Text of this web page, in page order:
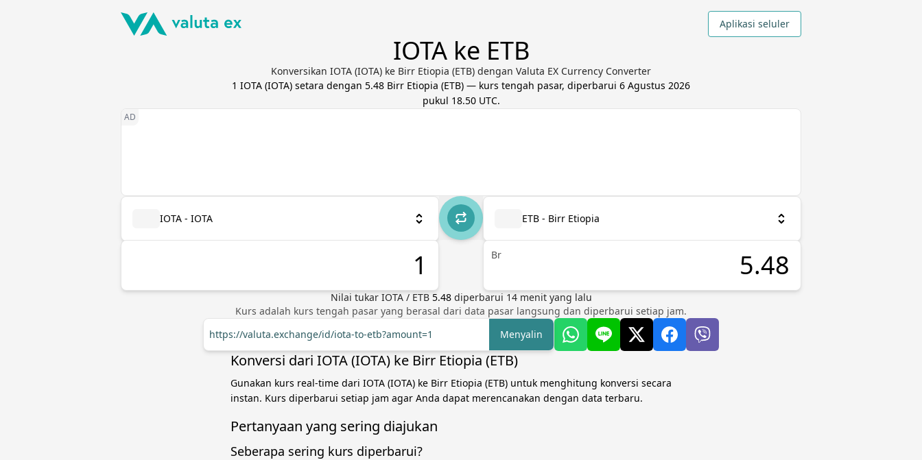
Aplikasi seluler
IOTA ke ETB
Konversikan IOTA (IOTA) ke Birr Etiopia (ETB) dengan Valuta EX Currency Converter
1 IOTA (IOTA) setara dengan 5.48 Birr Etiopia (ETB) — kurs tengah pasar, diperbarui 6 Agustus 2026
pukul 18.50 UTC.
IOTA - IOTA ETB - Birr Etiopia
Br
Nilai tukar IOTA/ ETB 5.48 diperbarui 14menit yang lalu
Kurs adalah kurs tengah pasar yang berasal dari data pasar langsung dan diperbarui setiap jam.
https://valuta.exchange/id/iota-to-etb?amount=1
Menyalin
Konversi dari IOTA (IOTA) ke Birr Etiopia (ETB)
Gunakan kurs real-time dari IOTA (IOTA) ke Birr Etiopia (ETB) untuk menghitung konversi secara
instan. Kurs diperbarui setiap jam agar Anda dapat merencanakan dengan data terbaru.
Pertanyaan yang sering diajukan
Seberapa sering kurs diperbarui?